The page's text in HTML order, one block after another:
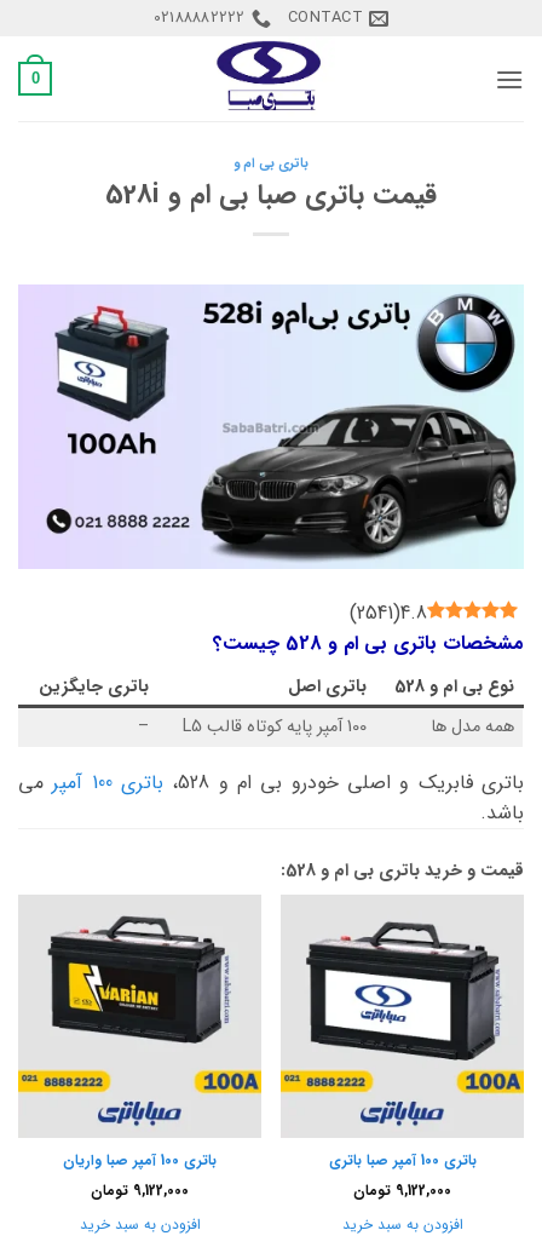
content
CONTACT
02188882222
0
باتری بی ام و
قیمت باتری صبا بی ام و 528i
4.8
(
2541
)
مشخصات باتری بی ام و 528 چیست؟
نوع بی ام و 528 باتری اصل
باتری جایگزین
همه مدل ها
100 آمپر پایه کوتاه قالب L5 –
باتری فابریک و اصلی خودرو بی ام و 528، باتری 100 آمپر
می
باشد.
قیمت و خرید باتری بی ام و 528:
باتری 100 آمپر صبا باتری
9,122,000 تومان
افزودن به سبد خرید
باتری 100 آمپر صبا واریان
9,122,000 تومان
افزودن به سبد خرید